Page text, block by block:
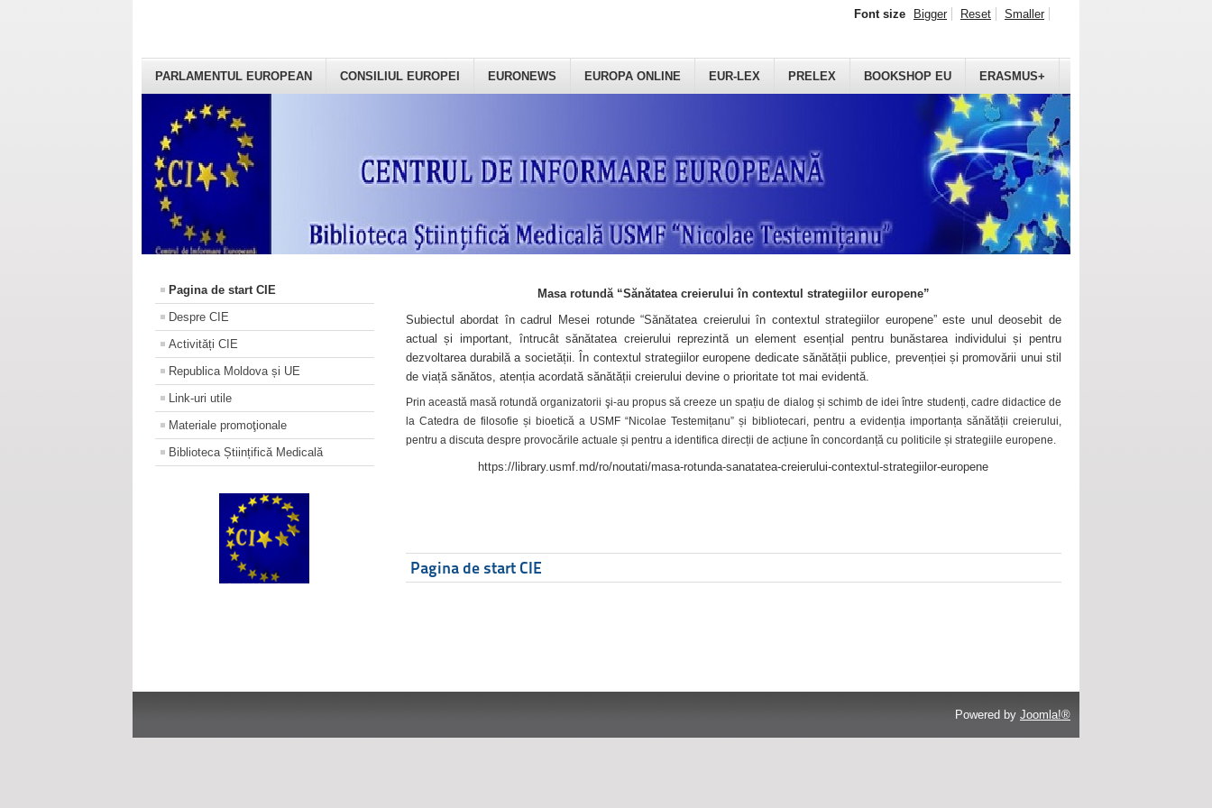
PARLAMENTUL EUROPEAN CONSILIUL EUROPEI EURONEWS EUROPA ONLINE EUR-LEX PRELEX BOOKSHOP EU ERASMUS+
Font size Bigger Reset Smaller
Pagina de start CIE
Despre CIE
Activități CIE
Republica Moldova și UE
Link-uri utile
Materiale promoţionale
Biblioteca Științifică Medicală
Masa rotundă “Sănătatea creierului în contextul strategiilor europene”
Subiectul abordat în cadrul Mesei rotunde “Sănătatea creierului în contextul strategiilor europene” este unul deosebit de
actual și important, întrucât sănătatea creierului reprezintă un element esențial pentru bunăstarea individului și pentru
dezvoltarea durabilă a societății. În contextul strategiilor europene dedicate sănătății publice, prevenției și promovării unui stil
de viață sănătos, atenția acordată sănătății creierului devine o prioritate tot mai evidentă.
Prin această masă rotundă organizatorii şi-au propus să creeze un spațiu de dialog și schimb de idei între studenți, cadre didactice de
la Catedra de filosofie și bioetică a USMF “Nicolae Testemițanu” și bibliotecari, pentru a evidenția importanța sănătății creierului,
pentru a discuta despre provocările actuale și pentru a identifica direcții de acțiune în concordanță cu politicile și strategiile europene.
https://library.usmf.md/ro/noutati/masa-rotunda-sanatatea-creierului-contextul-strategiilor-europene
Pagina de start CIE
Powered by Joomla!®